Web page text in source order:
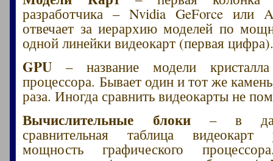
разработчика – Nvidia GeForce или
отвечает за иерархию моделей по
одной линейки видеокарт (первая
GPU – название модели кристалла
процессора. Бывает один и тот же
раза. Иногда сравнить видеокарты не
Вычислительные блоки– в
сравнительная таблица видеокарт
мощность графического